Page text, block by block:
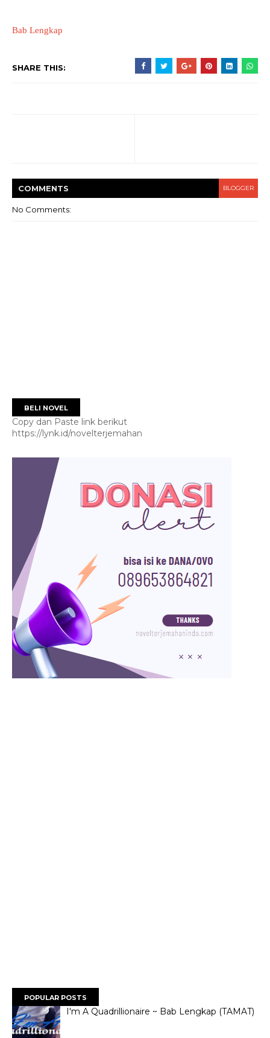
Bab Lengkap
SHARE THIS:
COMMENTS BLOGGER
No Comments:
BELI NOVEL
Copy dan Paste link berikut
https://lynk.id/novelterjemahan
POPULAR POSTS
I'm A Quadrillionaire ~ Bab Lengkap (TAMAT)